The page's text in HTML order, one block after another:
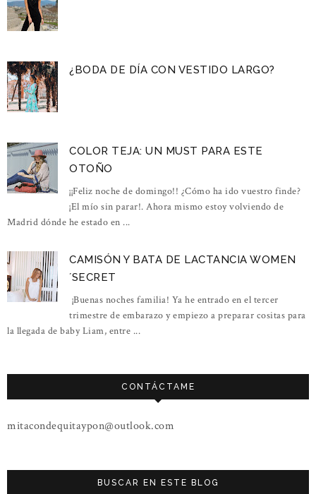
¿BODA DE DÍA CON VESTIDO LARGO?
COLOR TEJA: UN MUST PARA ESTE
OTOÑO
¡¡Feliz noche de domingo!! ¿Cómo ha ido vuestro finde?
¡El mío sin parar!. Ahora mismo estoy volviendo de
Madrid dónde he estado en ...
CAMISÓN Y BATA DE LACTANCIA WOMEN
´SECRET
¡Buenas noches familia! Ya he entrado en el tercer
trimestre de embarazo y empiezo a preparar cositas para
la llegada de baby Liam, entre ...
CONTÁCTAME
mitacondequitaypon@outlook.com
BUSCAR EN ESTE BLOG